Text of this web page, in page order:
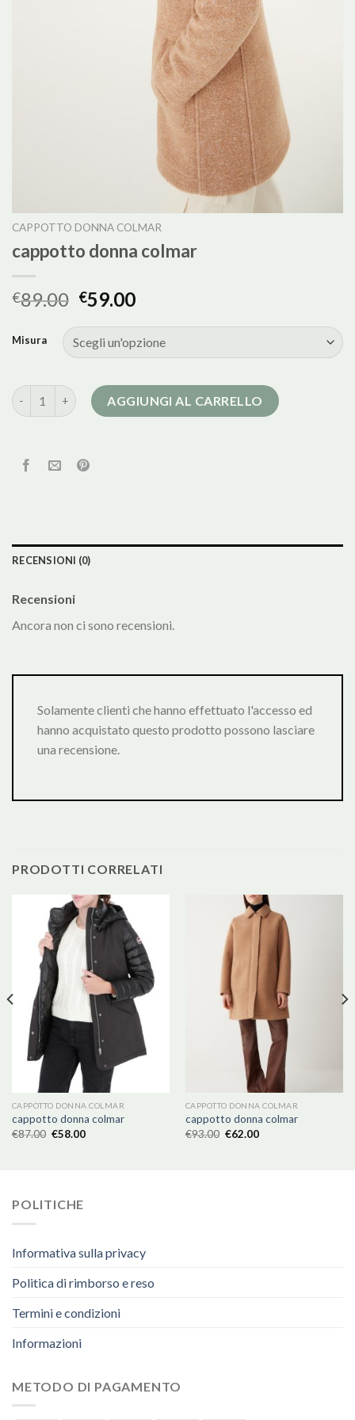
CAPPOTTO DONNA COLMAR
cappotto donna colmar
€89.00 €59.00
Misura
cappotto donna colmar quantitàAGGIUNGI AL CARRELLO
RECENSIONI (0)
Recensioni
Ancora non ci sono recensioni.
Solamente clienti che hanno effettuato l'accesso ed
hanno acquistato questo prodotto possono lasciare
una recensione.
PRODOTTI CORRELATI
CAPPOTTO DONNA COLMAR
cappotto donna colmar
€87.00 €58.00
CAPPOTTO DONNA COLMAR
cappotto donna colmar
€93.00 €62.00
POLITICHE
Informativa sulla privacy
Politica di rimborso e reso
Termini e condizioni
Informazioni
METODO DI PAGAMENTO